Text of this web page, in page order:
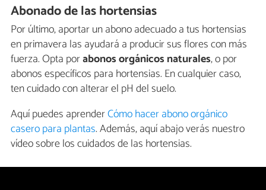
Abonado de las hortensias
Por último, aportar un abono adecuado a tus hortensias
en primavera las ayudará a producir sus flores con más
fuerza. Opta porabonos orgánicos naturales, o por
abonos específicos para hortensias. En cualquier caso,
ten cuidado con alterar el pH del suelo.
Aquí puedes aprenderCómo hacer abono orgánico
casero para plantas. Además, aquí abajo verás nuestro
vídeo sobre los cuidados de las hortensias.